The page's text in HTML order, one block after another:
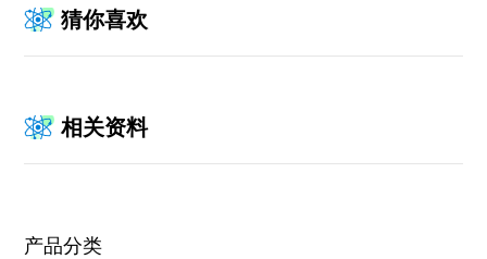
猜你喜欢
相关资料
产品分类